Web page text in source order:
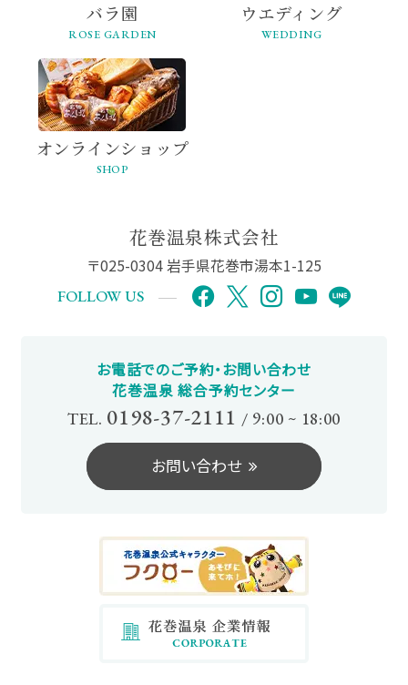
バラ園
ROSE GARDEN
ウエディング
WEDDING
オンラインショップ
SHOP
花巻温泉株式会社
〒025-0304 岩手県花巻市湯本1-125
FOLLOW US
お電話でのご予約・お問い合わせ
花巻温泉 総合予約センター
TEL. 0198-37-2111 / 9:00 ~ 18:00
お問い合わせ